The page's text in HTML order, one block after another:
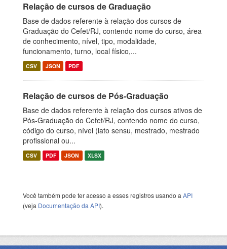
Relação de cursos de Graduação
Base de dados referente à relação dos cursos de
Graduação do Cefet/RJ, contendo nome do curso, área
de conhecimento, nível, tipo, modalidade,
funcionamento, turno, local físico,...
CSV JSON PDF
Relação de cursos de Pós-Graduação
Base de dados referente à relação dos cursos ativos de
Pós-Graduação do Cefet/RJ, contendo nome do curso,
código do curso, nível (lato sensu, mestrado, mestrado
profissional ou...
CSV PDF JSON XLSX
Você também pode ter acesso a esses registros usando a API
(veja Documentação da API).